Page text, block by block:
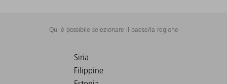
Qui è possibile selezionare il paese/la regione